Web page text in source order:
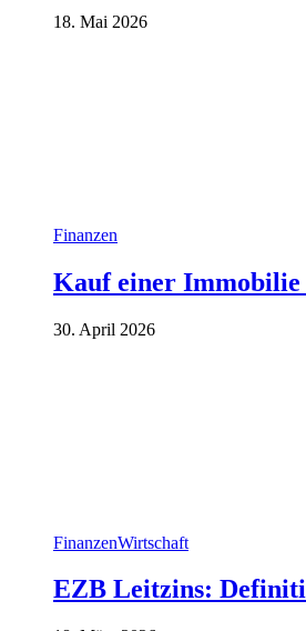
18. Mai 2026
Finanzen
Kauf einer Immobilie
30. April 2026
FinanzenWirtschaft
EZB Leitzins: